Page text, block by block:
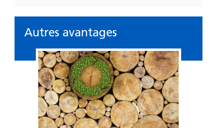
Autres avantages